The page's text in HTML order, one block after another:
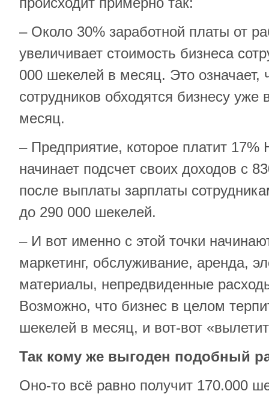
– Около 30% заработной платы от
увеличивает стоимость бизнеса
000 шекелей в месяц. Это означает,
сотрудников обходятся бизнесу
месяц.
– Предприятие, которое платит
начинает подсчет своих доходов с
после выплаты зарплаты
до 290 000 шекелей.
– И вот именно с этой точки
маркетинг, обслуживание, аренда,
материалы, непредвиденные
Возможно, что бизнес в целом
шекелей в месяц, и вот-вот
Так кому же выгоден подобный
Оно-то всё равно получит 170.000